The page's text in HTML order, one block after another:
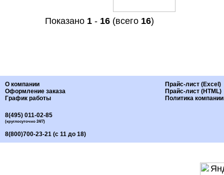
Показано 1 - 16 (всего 16)
О компании
Оформление заказа
График работы
Прайс-лист (Excel)
Прайс-лист (HTML)
Политика
8(495) 011-02-85
(круглосуточно 24/7)
8(800)700-23-21 (с 11 до 18)